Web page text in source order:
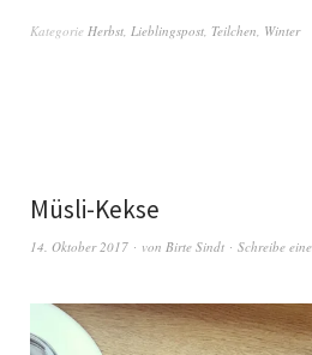
Kategorie Herbst, Lieblingspost, Teilchen, Winter
Müsli-Kekse
14. Oktober 2017 von Birte Sindt Schreibe